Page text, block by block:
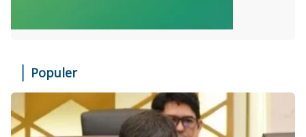
Populer